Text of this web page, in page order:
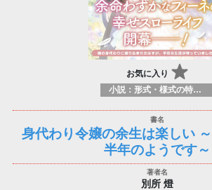
お気に入り
小説：形式・様式の特徴：ラノベ（ライトノベルズ）
身代わり令嬢の余生は楽しい
半年のようです～
別所 燈